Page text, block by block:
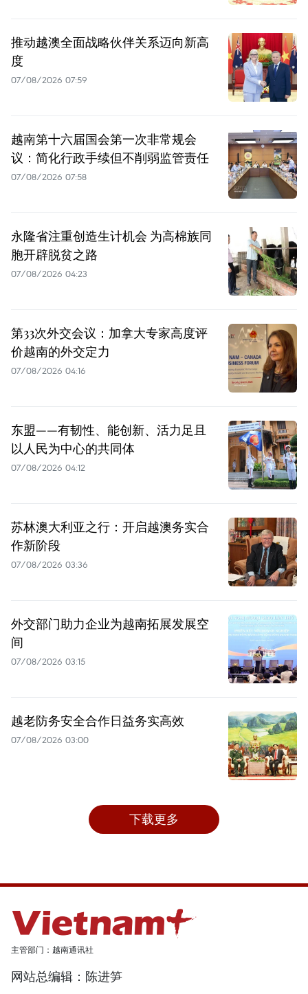
推动越澳全面战略伙伴关系迈向新高
度
07/08/2026 07:59
越南第十六届国会第一次非常规会
议：简化行政手续但不削弱监管责任
07/08/2026 07:58
永隆省注重创造生计机会 为高棉族同
胞开辟脱贫之路
07/08/2026 04:23
第33次外交会议：加拿大专家高度评
价越南的外交定力
07/08/2026 04:16
东盟——有韧性、能创新、活力足且
以人民为中心的共同体
07/08/2026 04:12
苏林澳大利亚之行：开启越澳务实合
作新阶段
07/08/2026 03:36
外交部门助力企业为越南拓展发展空
间
07/08/2026 03:15
越老防务安全合作日益务实高效
07/08/2026 03:00
下载更多
主管部门：越南通讯社
网站总编辑：陈进笋